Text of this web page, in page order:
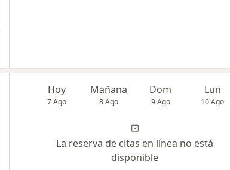
Hoy
7 Ago
Mañana
8 Ago
Dom
9 Ago
Lun
10 Ago
La reserva de citas en línea no está
disponible